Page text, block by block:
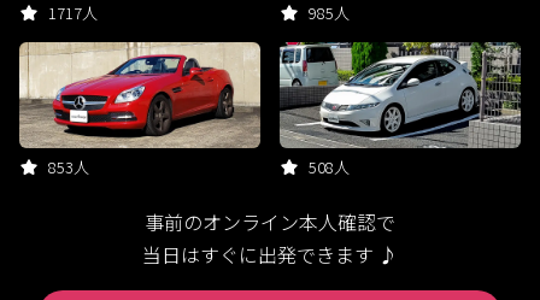
1717人 985人
853人 508人
事前のオンライン本人確認で
当日はすぐに出発できます ♪